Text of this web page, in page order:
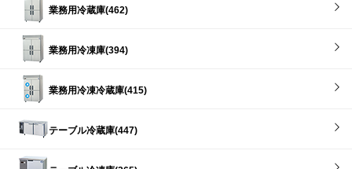
業務用冷蔵庫(462)
業務用冷凍庫(394)
業務用冷凍冷蔵庫(415)
テーブル冷蔵庫(447)